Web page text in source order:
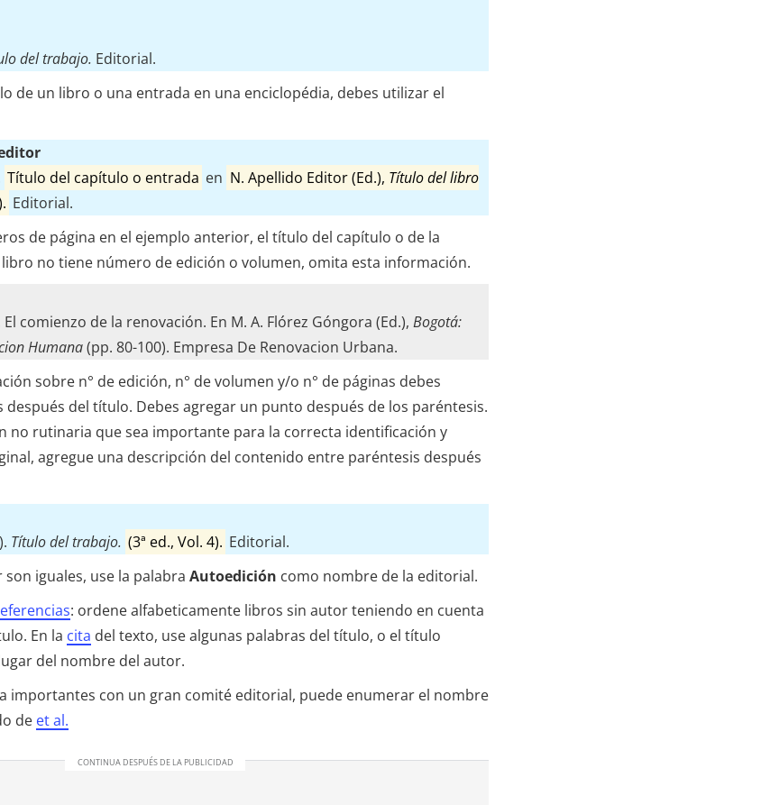
del trabajo. Editorial.
de un libro o una entrada en una enciclopédia, debes utilizar el
Título del capítulo o entrada en N. Apellido Editor (Ed.), Título del libro
Editorial.
de página en el ejemplo anterior, el título del capítulo o de la
no tiene número de edición o volumen, omita esta información.
El comienzo de la renovación. En M. A. Flórez Góngora (Ed.), Bogotá:
Humana(pp. 80-100). Empresa De Renovacion Urbana.
sobre n° de edición, n° de volumen y/o n° de páginas debes
del título. Debes agregar un punto después de los paréntesis.
no rutinaria que sea importante para la correcta identificación y
agregue una descripción del contenido entre paréntesis después
Título del trabajo. (3ª ed., Vol. 4). Editorial.
iguales, use la palabra Autoedición como nombre de la editorial.
: ordene alfabeticamente libros sin autor teniendo en cuenta
En la cita del texto, use algunas palabras del título, o el título
del nombre del autor.
importantes con un gran comité editorial, puede enumerar el nombre
de et al.